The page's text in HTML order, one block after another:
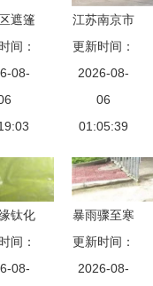
遮篷
指南
动、
夜市
防护
间：
08-
江苏南京市
移动伸缩帐
篷仓库遮雨
帐篷制作，
哪家更值得
以纺织品遮
篷为例
更新时间：
2026-08-
06
01:05:39
钛化
销售
料与
间：
08-
暴雨骤至寒
潮南下，深
圳回南天来
更新时间：
2026-08-